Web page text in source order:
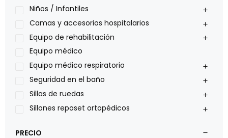
Oxiplus
Philips
Pride
Roho
Sillas de ruedas Everest Jennings
Stealth products
Xiehe Medical
Niños / Infantiles
Camas y accesorios hospitalarios
Equipo de rehabilitación
Equipo médico
Equipo médico respiratorio
Seguridad en el baño
Sillas de ruedas
Sillones reposet ortopédicos
PRECIO